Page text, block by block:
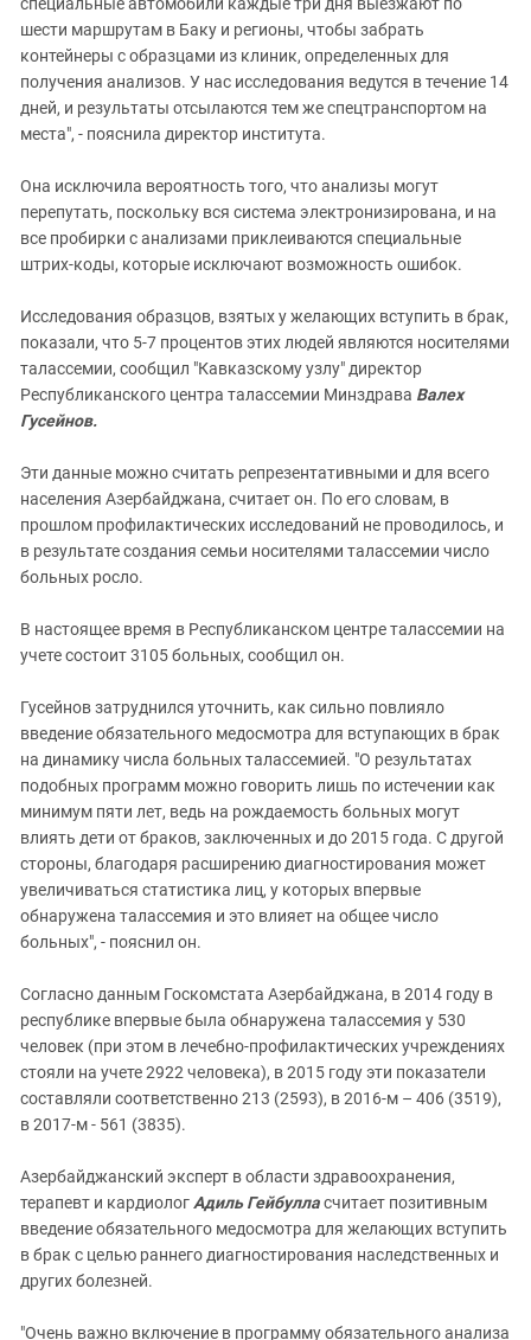
специальные автомобили каждые три дня выезжают по
шести маршрутам в Баку и регионы, чтобы забрать
контейнеры с образцами из клиник, определенных для
получения анализов. У нас исследования ведутся в течение 14
дней, и результаты отсылаются тем же спецтранспортом на
места", - пояснила директор института.
Она исключила вероятность того, что анализы могут
перепутать, поскольку вся система электронизирована, и на
все пробирки с анализами приклеиваются специальные
штрих-коды, которые исключают возможность ошибок.
Исследования образцов, взятых у желающих вступить в брак,
показали, что 5-7 процентов этих людей являются носителями
талассемии, сообщил "Кавказскому узлу" директор
Республиканского центра талассемии Минздрава Валех
Гусейнов.
Эти данные можно считать репрезентативными и для всего
населения Азербайджана, считает он. По его словам, в
прошлом профилактических исследований не проводилось, и
в результате создания семьи носителями талассемии число
больных росло.
В настоящее время в Республиканском центре талассемии на
учете состоит 3105 больных, сообщил он.
Гусейнов затруднился уточнить, как сильно повлияло
введение обязательного медосмотра для вступающих в брак
на динамику числа больных талассемией. "О результатах
подобных программ можно говорить лишь по истечении как
минимум пяти лет, ведь на рождаемость больных могут
влиять дети от браков, заключенных и до 2015 года. С другой
стороны, благодаря расширению диагностирования может
увеличиваться статистика лиц, у которых впервые
обнаружена талассемия и это влияет на общее число
больных", - пояснил он.
Согласно данным Госкомстата Азербайджана, в 2014 году в
республике впервые была обнаружена талассемия у 530
человек (при этом в лечебно-профилактических учреждениях
стояли на учете 2922 человека), в 2015 году эти показатели
составляли соответственно 213 (2593), в 2016-м – 406 (3519),
в 2017-м - 561 (3835).
Азербайджанский эксперт в области здравоохранения,
терапевт и кардиологАдиль Гейбулласчитает позитивным
введение обязательного медосмотра для желающих вступить
в брак с целью раннего диагностирования наследственных и
других болезней.
"Очень важно включение в программу обязательного анализа